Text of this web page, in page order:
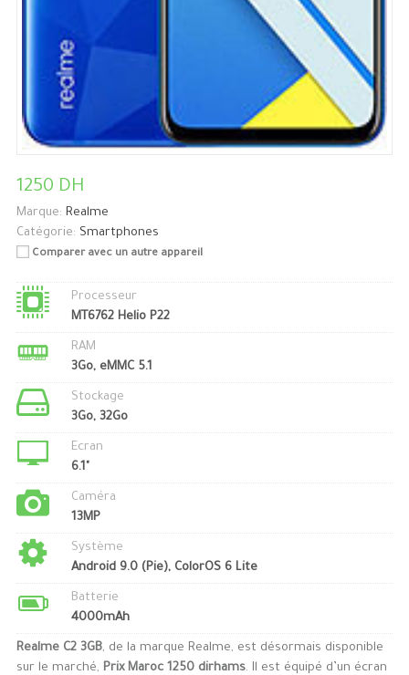
1250 DH
Marque: Realme
Catégorie: Smartphones
Comparer avec un autre appareil
Processeur
MT6762 Helio P22
RAM
3Go, eMMC 5.1
Stockage
3Go, 32Go
Ecran
6.1"
Caméra
13MP
Système
Android 9.0 (Pie), ColorOS 6 Lite
Batterie
4000mAh
Realme C2 3GB, de la marque Realme, est désormais disponible
sur le marché, Prix Maroc 1250 dirhams. Il est équipé d’un écran